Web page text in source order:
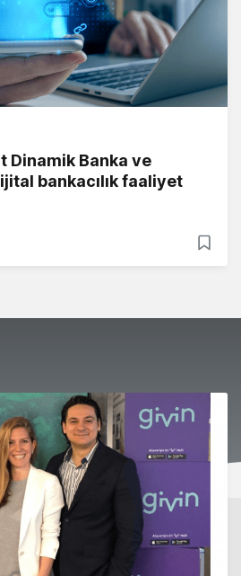
Dinamik Banka ve
bankacılık faaliyet